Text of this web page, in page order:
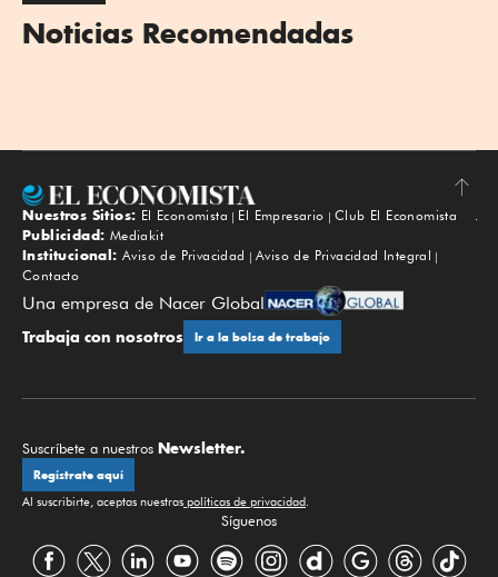
Noticias Recomendadas
Subir
Nuestros Sitios: El Economista El Empresario
Club El Economista
Publicidad: Mediakit
Institucional: Aviso de Privacidad
Aviso de Privacidad Integral
Contacto
Una empresa de Nacer Global
Trabaja con nosotros Ir a la bolsa de trabajo
Suscríbete a nuestros Newsletter.
Regístrate aquí
Al suscribirte, aceptas nuestras políticas de privacidad.
Síguenos